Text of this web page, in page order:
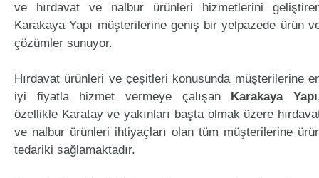
ve hırdavat ve nalbur ürünleri hizmetlerini
Karakaya Yapı müşterilerine geniş bir yelpazede ürün
çözümler sunuyor.
Hırdavat ürünleri ve çeşitleri konusunda müşterilerine
iyi fiyatla hizmet vermeye çalışan Karakaya Yapı
özellikle Karatay ve yakınları başta olmak üzere
ve nalbur ürünleri ihtiyaçları olan tüm müşterilerine
tedariki sağlamaktadır.